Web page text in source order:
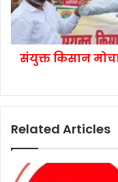
संयुक्त किसान
Related Articles